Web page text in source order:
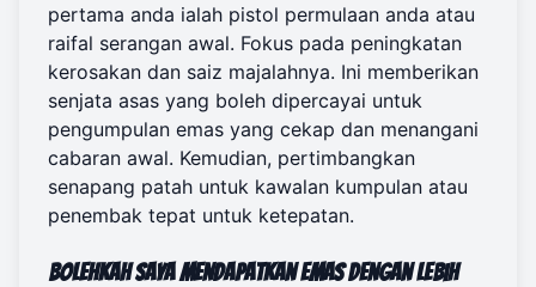
pertama anda ialah pistol permulaan anda atau
raifal serangan awal. Fokus pada peningkatan
kerosakan dan saiz majalahnya. Ini memberikan
senjata asas yang boleh dipercayai untuk
pengumpulan emas yang cekap dan menangani
cabaran awal. Kemudian, pertimbangkan
senapang patah untuk kawalan kumpulan atau
penembak tepat untuk ketepatan.
Bolehkah saya mendapatkan emas dengan lebih